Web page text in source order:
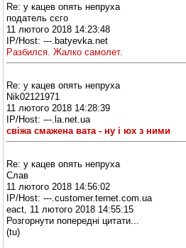
Re: у кацев опять непруха
податель сєго
11 лютого 2018 14:23:48
IP/Host: ---.batyevka.net
Разбился. Жалко самолет.
Re: у кацев опять непруха
Nik02121971
11 лютого 2018 14:28:39
IP/Host: ---.la.net.ua
свіжа смажена вата - ну і юх з ними
Re: у кацев опять непруха
Слав
11 лютого 2018 14:56:02
IP/Host: ---.customer.ternet.com.ua
eact, 11 лютого 2018 14:55:15
Розгорнути попередні цитати...
(tu)